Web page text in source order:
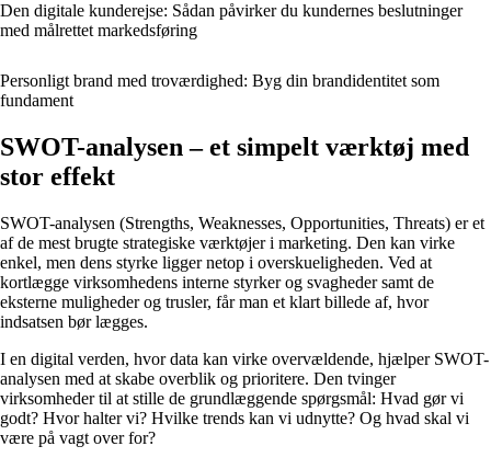
Den digitale kunderejse: Sådan påvirker du kundernes beslutninger
med målrettet markedsføring
Personligt brand med troværdighed: Byg din brandidentitet som
fundament
SWOT-analysen – et simpelt værktøj med
stor effekt
SWOT-analysen (Strengths, Weaknesses, Opportunities, Threats) er et
af de mest brugte strategiske værktøjer i marketing. Den kan virke
enkel, men dens styrke ligger netop i overskueligheden. Ved at
kortlægge virksomhedens interne styrker og svagheder samt de
eksterne muligheder og trusler, får man et klart billede af, hvor
indsatsen bør lægges.
I en digital verden, hvor data kan virke overvældende, hjælper SWOT-
analysen med at skabe overblik og prioritere. Den tvinger
virksomheder til at stille de grundlæggende spørgsmål: Hvad gør vi
godt? Hvor halter vi? Hvilke trends kan vi udnytte? Og hvad skal vi
være på vagt over for?